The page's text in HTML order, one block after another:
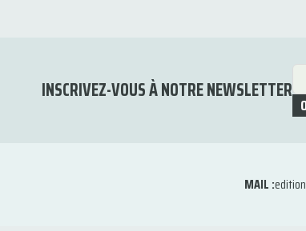
INSCRIVEZ-VOUS À NOTRE NEWSLETTER
MAIL :